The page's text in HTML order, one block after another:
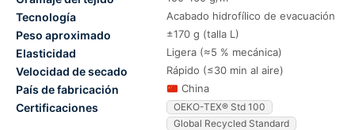
Tecnología Acabado hidrofílico de evacuación
Peso aproximado ±170 g (talla L)
Elasticidad Ligera (≈5 % mecánica)
Velocidad de secado Rápido (≤30 min al aire)
País de fabricación China
Certificaciones
OEKO-TEX® Std 100
Global Recycled Standard